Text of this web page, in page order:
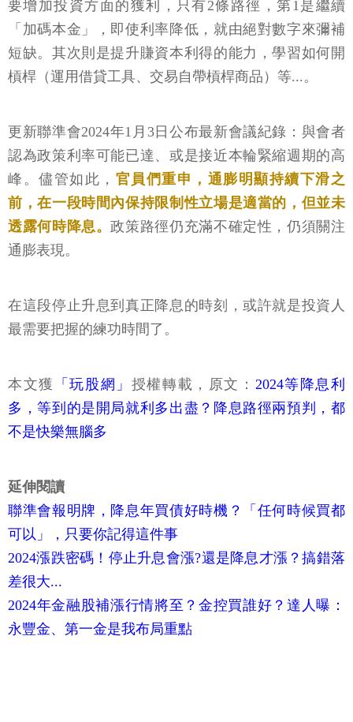
要增加投資方面的獲利，只有2條路徑，第1是繼續
「加碼本金」，即使利率降低，就由絕對數字來彌補
短缺。其次則是提升賺資本利得的能力，學習如何開
槓桿（運用借貸工具、交易自帶槓桿商品）等...。
更新聯準會2024年1月3日公布最新會議紀錄：與會者
認為政策利率可能已達、或是接近本輪緊縮週期的高
峰。儘管如此， 官員們重申，通膨明顯持續下滑之
前，在一段時間內保持限制性立場是適當的，但並未
透露何時降息。政策路徑仍充滿不確定性，仍須關注
通膨表現。
在這段停止升息到真正降息的時刻，或許就是投資人
最需要把握的練功時間了。
本文獲 「玩股網」 授權轉載，原文： 2024等降息利
多，等到的是開局就利多出盡？降息路徑兩預判，都
不是快樂無腦多
延伸閱讀
聯準會報明牌，降息年買債好時機？「任何時候買都
可以」，只要你記得這件事
2024漲跌密碼！停止升息會漲?還是降息才漲？搞錯落
差很大...
2024年金融股補漲行情將至？金控買誰好？達人曝：
永豐金、第一金是我布局重點